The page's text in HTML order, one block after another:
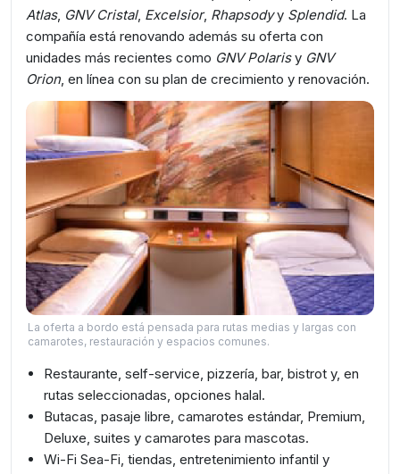
Atlas, GNV Cristal, Excelsior, Rhapsodyy Splendid. La
compañía está renovando además su oferta con
unidades más recientes como GNV Polarisy GNV
Orion, en línea con su plan de crecimiento y renovación.
La oferta a bordo está pensada para rutas medias y largas con
camarotes, restauración y espacios comunes.
Restaurante, self-service, pizzería, bar, bistrot y, en
rutas seleccionadas, opciones halal.
Butacas, pasaje libre, camarotes estándar, Premium,
Deluxe, suites y camarotes para mascotas.
Wi-Fi Sea-Fi, tiendas, entretenimiento infantil y